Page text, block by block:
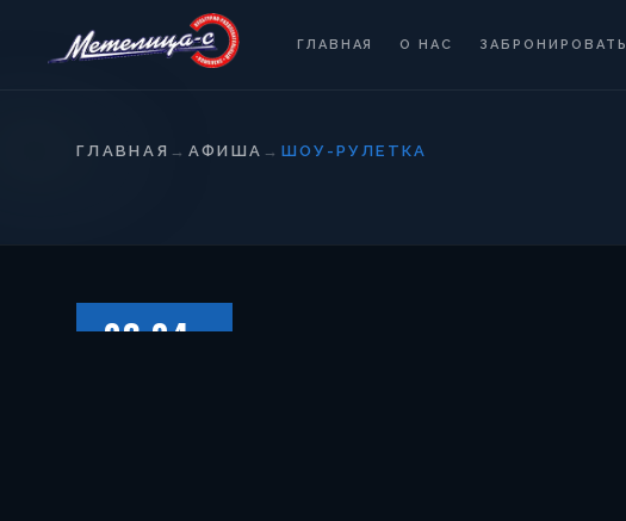
ГЛАВНАЯ О НАС ЗАБРОНИРОВАТЬ
ГЛАВНАЯ → АФИША → ШОУ-РУЛЕТКА
03.04